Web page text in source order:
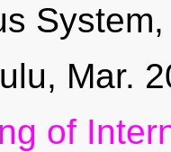
Mar.
of